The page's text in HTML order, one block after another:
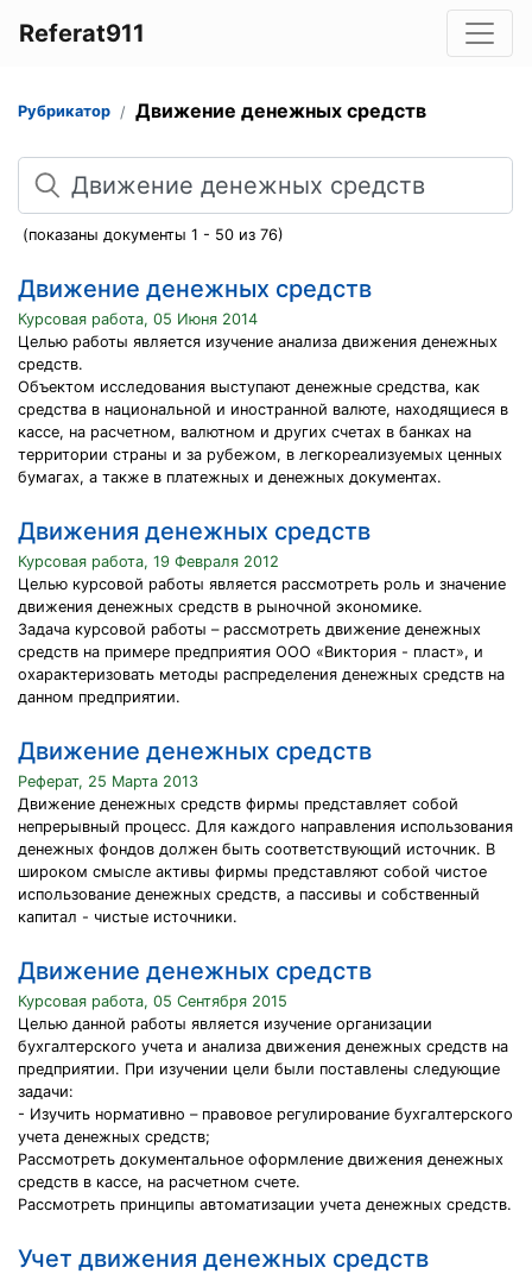
Referat911
Рубрикатор Движение денежных средств
Поиск
(показаны документы 1 - 50 из 76)
Движение денежных средств
Курсовая работа, 05 Июня 2014
Целью работы является изучение анализа движения денежных
средств.
Объектом исследования выступают денежные средства, как
средства в национальной и иностранной валюте, находящиеся в
кассе, на расчетном, валютном и других счетах в банках на
территории страны и за рубежом, в легкореализуемых ценных
бумагах, а также в платежных и денежных документах.
Движения денежных средств
Курсовая работа, 19 Февраля 2012
Целью курсовой работы является рассмотреть роль и значение
движения денежных средств в рыночной экономике.
Задача курсовой работы – рассмотреть движение денежных
средств на примере предприятия ООО «Виктория - пласт», и
охарактеризовать методы распределения денежных средств на
данном предприятии.
Движение денежных средств
Реферат, 25 Марта 2013
Движение денежных средств фирмы представляет собой
непрерывный процесс. Для каждого направления использования
денежных фондов должен быть соответствующий источник. В
широком смысле активы фирмы представляют собой чистое
использование денежных средств, а пассивы и собственный
капитал - чистые источники.
Движение денежных средств
Курсовая работа, 05 Сентября 2015
Целью данной работы является изучение организации
бухгалтерского учета и анализа движения денежных средств на
предприятии. При изучении цели были поставлены следующие
задачи:
- Изучить нормативно – правовое регулирование бухгалтерского
учета денежных средств;
Рассмотреть документальное оформление движения денежных
средств в кассе, на расчетном счете.
Рассмотреть принципы автоматизации учета денежных средств.
Учет движения денежных средств